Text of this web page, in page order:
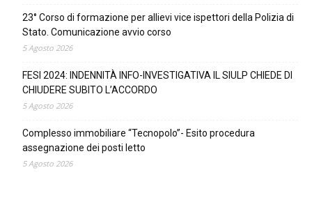
23° Corso di formazione per allievi vice ispettori della Polizia di
Stato. Comunicazione avvio corso
5 Agosto 2026
FESI 2024: INDENNITÀ INFO-INVESTIGATIVA IL SIULP CHIEDE DI
CHIUDERE SUBITO L’ACCORDO
5 Agosto 2026
Complesso immobiliare “Tecnopolo”- Esito procedura
assegnazione dei posti letto
5 Agosto 2026